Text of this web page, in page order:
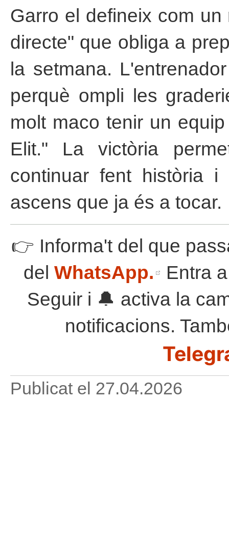
Garro el defineix com
directe" que obliga a
la setmana.
perquè ompli les
molt maco tenir un
Elit." La victòria
continuar fent història
ascens que ja és a tocar.
👉 Informa't del que
del WhatsApp.
Entra
Seguir i 🔔 activa la
notificacions.
Publicat el 27.04.2026